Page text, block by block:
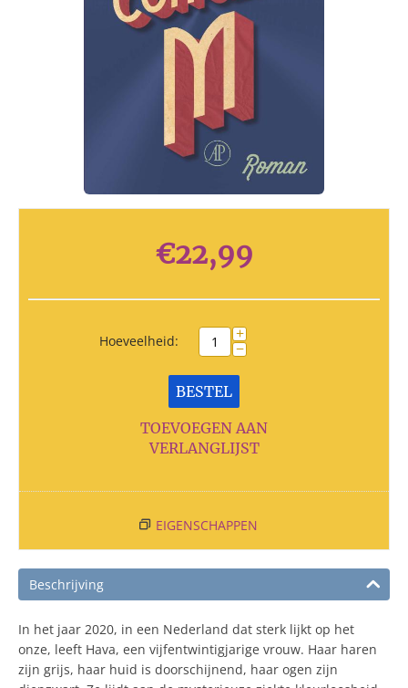
€22,99
Hoeveelheid: +
−
BESTEL
TOEVOEGEN AAN
VERLANGLIJST
EIGENSCHAPPEN
Beschrijving
In het jaar 2020, in een Nederland dat sterk lijkt op het
onze, leeft Hava, een vijfentwintigjarige vrouw. Haar haren
zijn grijs, haar huid is doorschijnend, haar ogen zijn